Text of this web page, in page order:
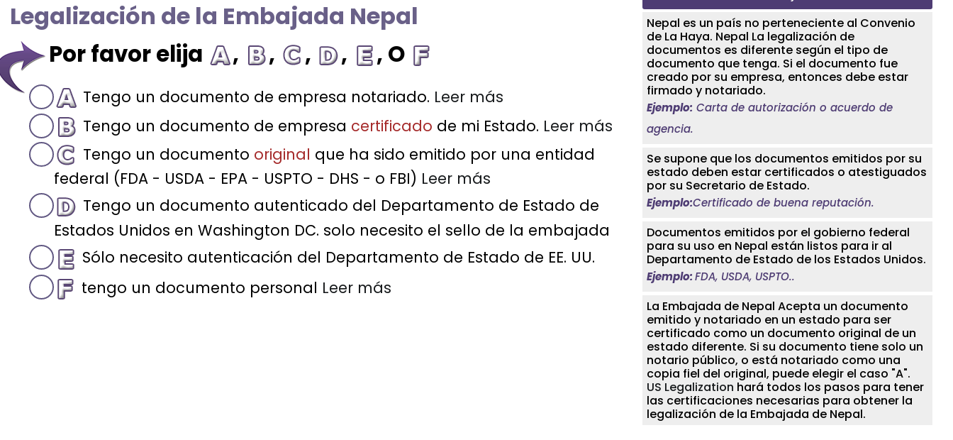
Legalización de la Embajada Nepal
Por favor elija , , , , , O
Tengo un documento de empresa notariado. Leer más
Tengo un documento de empresa certificado de mi Estado. Leer más
Tengo un documento original que ha sido emitido por una entidad
federal (FDA - USDA - EPA - USPTO - DHS - o FBI) Leer más
Tengo un documento autenticado del Departamento de Estado de
Estados Unidos en Washington DC. solo necesito el sello de la embajada
Sólo necesito autenticación del Departamento de Estado de EE. UU.
tengo un documento personal Leer más
Nepal es un país no perteneciente al Convenio
de La Haya. Nepal La legalización de
documentos es diferente según el tipo de
documento que tenga. Si el documento fue
creado por su empresa, entonces debe estar
firmado y notariado.
Ejemplo: Carta de autorización o acuerdo de
agencia.
Se supone que los documentos emitidos por su
estado deben estar certificados o atestiguados
por su Secretario de Estado.
Ejemplo:Certificado de buena reputación.
Documentos emitidos por el gobierno federal
para su uso en Nepal están listos para ir al
Departamento de Estado de los Estados Unidos.
Ejemplo:FDA, USDA, USPTO..
La Embajada de Nepal Acepta un documento
emitido y notariado en un estado para ser
certificado como un documento original de un
estado diferente. Si su documento tiene solo un
notario público, o está notariado como una
copia fiel del original, puede elegir el caso "A".
US Legalization hará todos los pasos para tener
las certificaciones necesarias para obtener la
legalización de la Embajada de Nepal.